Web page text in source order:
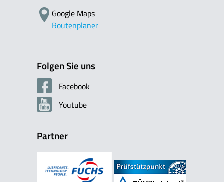
Google Maps
Routenplaner
Folgen Sie uns
Facebook
Youtube
Partner